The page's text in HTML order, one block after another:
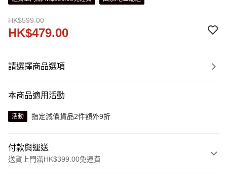
HK$599.00
HK$479.00
請選擇商品選項
本商品適用活動
活動 指定減價貨品2件額外9折
付款與運送
送貨上門滿HK$399.00免運費